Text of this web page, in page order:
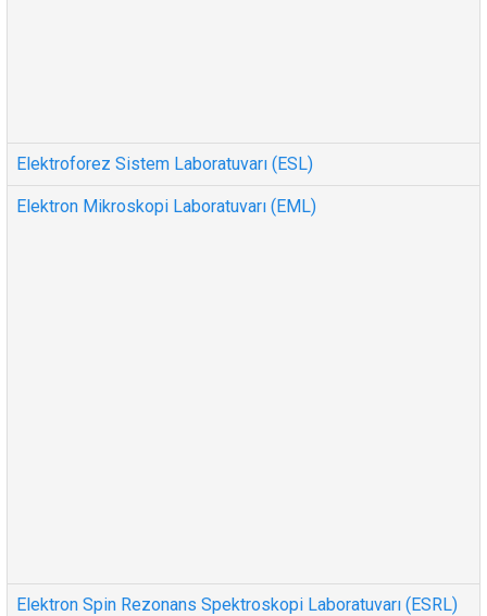
Elektroforez Sistem Laboratuvarı (ESL)
Elektron Mikroskopi Laboratuvarı (EML)
Elektron Spin Rezonans Spektroskopi Laboratuvarı (ESRL)